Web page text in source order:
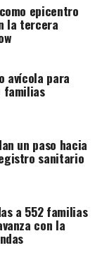
epicentro
la tercera
avícola para
familias
un paso hacia
sanitario
a 552 familias
con la